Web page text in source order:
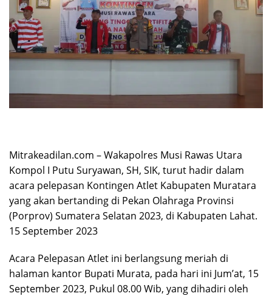
Mitrakeadilan.com – Wakapolres Musi Rawas Utara
Kompol I Putu Suryawan, SH, SIK, turut hadir dalam
acara pelepasan Kontingen Atlet Kabupaten Muratara
yang akan bertanding di Pekan Olahraga Provinsi
(Porprov) Sumatera Selatan 2023, di Kabupaten Lahat.
15 September 2023
Acara Pelepasan Atlet ini berlangsung meriah di
halaman kantor Bupati Murata, pada hari ini Jum’at, 15
September 2023, Pukul 08.00 Wib, yang dihadiri oleh